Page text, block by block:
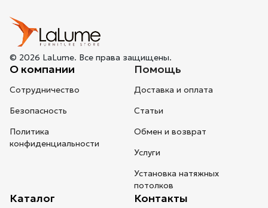
© 2026 LaLume. Все права защищены.
О компании
Сотрудничество
Безопасность
Политика
конфиденциальности
Помощь
Доставка и оплата
Статьи
Обмен и возврат
Услуги
Установка натяжных
потолков
Каталог Контакты